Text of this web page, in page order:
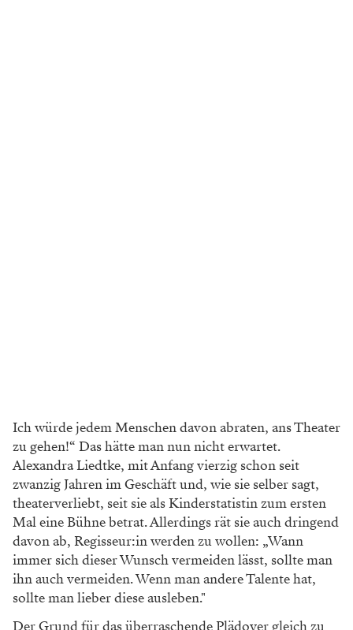
Ich würde jedem Menschen davon abraten, ans Theater
zu gehen!“ Das hätte man nun nicht erwartet.
Alexandra Liedtke, mit Anfang vierzig schon seit
zwanzig Jahren im Geschäft und, wie sie selber sagt,
theater­verliebt, seit sie als Kinder­statistin zum ersten
Mal eine Bühne betrat. Allerdings rät sie auch dringend
davon ab, Regisseur:in werden zu wollen: „Wann
immer sich dieser Wunsch vermeiden lässt, sollte man
ihn auch vermeiden. Wenn man andere Talente hat,
sollte man lieber diese ausleben."
Der Grund für das überraschende Plädoyer gleich zu